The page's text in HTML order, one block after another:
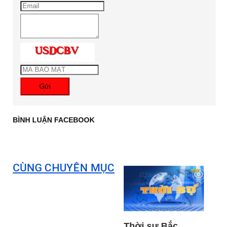
Gửi
BÌNH LUẬN FACEBOOK
CÙNG CHUYÊN MỤC